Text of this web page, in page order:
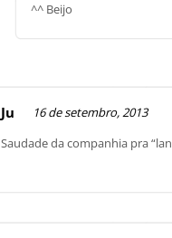
^^ Beijo
Ju
16 de setembro, 2013
Saudade da companhia pra